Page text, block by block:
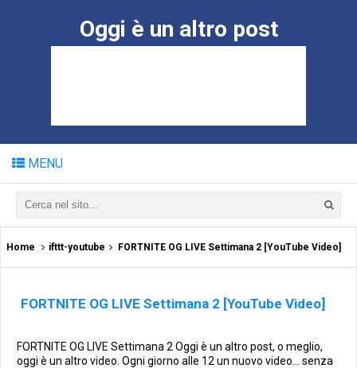
Oggi è un altro post
MENU
Home ifttt-youtube FORTNITE OG LIVE Settimana 2 [YouTube Video]
FORTNITE OG LIVE Settimana 2 [YouTube Video]
FORTNITE OG LIVE Settimana 2 Oggi è un altro post, o meglio,
oggi è un altro video. Ogni giorno alle 12 un nuovo video... senza